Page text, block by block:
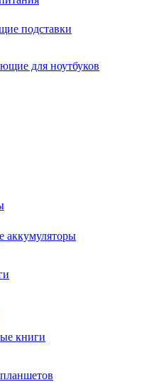
подставки
для ноутбуков
аккумуляторы
книги